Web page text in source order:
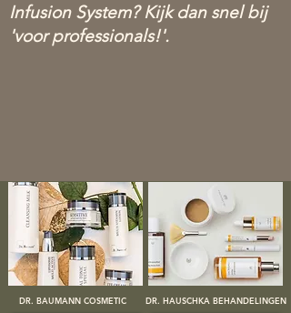
Infusion System? Kijk dan snel bij
'voor professionals!'.
DR. BAUMANN COSMETIC DR. HAUSCHKA BEHANDELINGEN